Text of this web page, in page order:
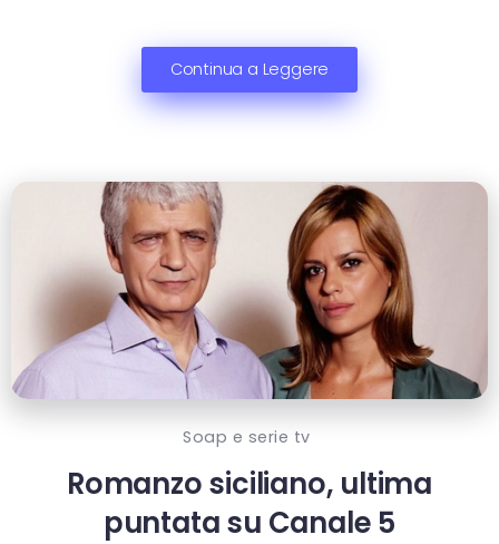
Continua a Leggere
Soap e serie tv
Romanzo siciliano, ultima
puntata su Canale 5